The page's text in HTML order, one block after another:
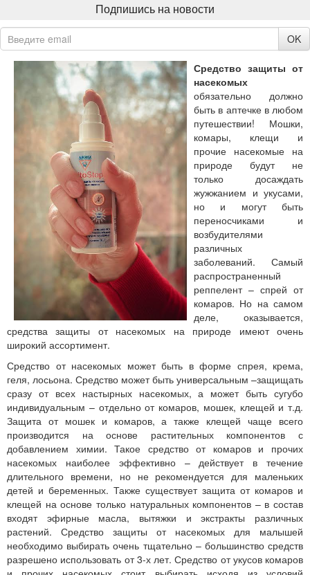
Средство защиты от
насекомых
обязательно должно
быть в аптечке в любом
путешествии! Мошки,
комары, клещи и
прочие насекомые на
природе будут не
только досаждать
жужжанием и укусами,
но и могут быть
переносчиками и
возбудителями
различных
заболеваний. Самый
распространенный
реппелент – спрей от
комаров. Но на самом
деле, оказывается,
средства защиты от насекомых на природе имеют очень
широкий ассортимент.
Средство от насекомых может быть в форме спрея, крема,
геля, лосьона. Средство может быть универсальным –защищать
сразу от всех настырных насекомых, а может быть сугубо
индивидуальным – отдельно от комаров, мошек, клещей и т.д.
Защита от мошек и комаров, а также клещей чаще всего
производится на основе растительных компонентов с
добавлением химии. Такое средство от комаров и прочих
насекомых наиболее эффективно – действует в течение
длительного времени, но не рекомендуется для маленьких
детей и беременных. Также существует защита от комаров и
клещей на основе только натуральных компонентов – в состав
входят эфирные масла, вытяжки и экстракты различных
растений. Средство защиты от насекомых для малышей
необходимо выбирать очень тщательно – большинство средств
разрешено использовать от 3-х лет. Средство от укусов комаров
Подпишись на новости
OK